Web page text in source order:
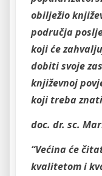
obilježio
područja
koji će
dobiti svoje
književnoj
koji treba
doc. dr. sc.
“Većina će
kvalitetom i